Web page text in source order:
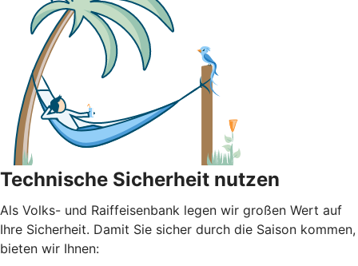
Technische Sicherheit nutzen
Als Volks- und Raiffeisenbank legen wir großen Wert auf
Ihre Sicherheit. Damit Sie sicher durch die Saison kommen,
bieten wir Ihnen: